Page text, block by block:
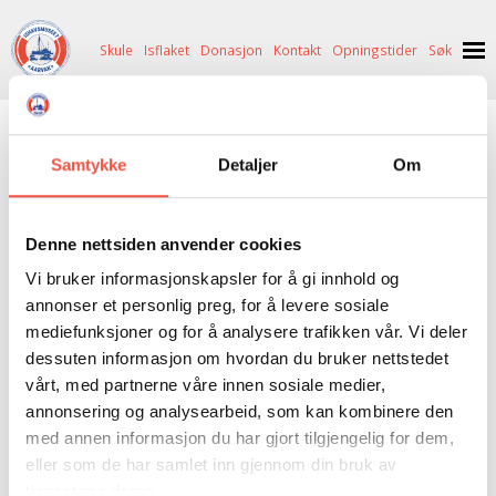
Samtykke Detaljer Om
Denne nettsiden anvender cookies
Vi bruker informasjonskapsler for å gi innhold og
annonser et personlig preg, for å levere sosiale
mediefunksjoner og for å analysere trafikken vår. Vi deler
dessuten informasjon om hvordan du bruker nettstedet
vårt, med partnerne våre innen sosiale medier,
annonsering og analysearbeid, som kan kombinere den
med annen informasjon du har gjort tilgjengelig for dem,
eller som de har samlet inn gjennom din bruk av
NYHENDE
OM OSS
BILDE FRÅ MUSEET
ISHAVSSKUTA AARVAK
OVERVINTRINGSFANGST PÅ NORDAUST-GRØNLAND
RAGNAR THORSETH – LEVD LIV
SVART GULL I BRANDAL CITY
ARRANGEMENT
UTLEIGE
HISTORIKK
ISHAVSMUSEETS VENNER
FORTELLINGAR
NORDØST-GRØNLAND
SELFANGST
PETER S. BRANDAL
BILDEGALLERI
NETTBUTIKK
ARRANGEMENT
UTLEIGE
SKULE
SKULEBESØK
ISFLAKET
Skule Isflaket Donasjon Kontakt Opningstider Søk
Kunstutstilling i
Aarvakhuset
Tone Bjørkli stiller ut oljemaleri på lerret i
Aarvakhuset i tidsromet 6. – 22.
august. Tone er inspirert av lyset i nord
med touch av dei arktiske kalde og blå
nyansar.